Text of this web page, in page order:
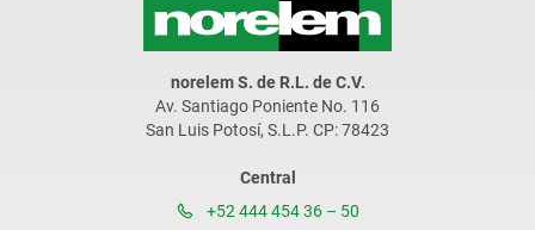
norelem S. de R.L. de C.V.
Av. Santiago Poniente No. 116
San Luis Potosí, S.L.P. CP: 78423
Central
+52 444 454 36 – 50